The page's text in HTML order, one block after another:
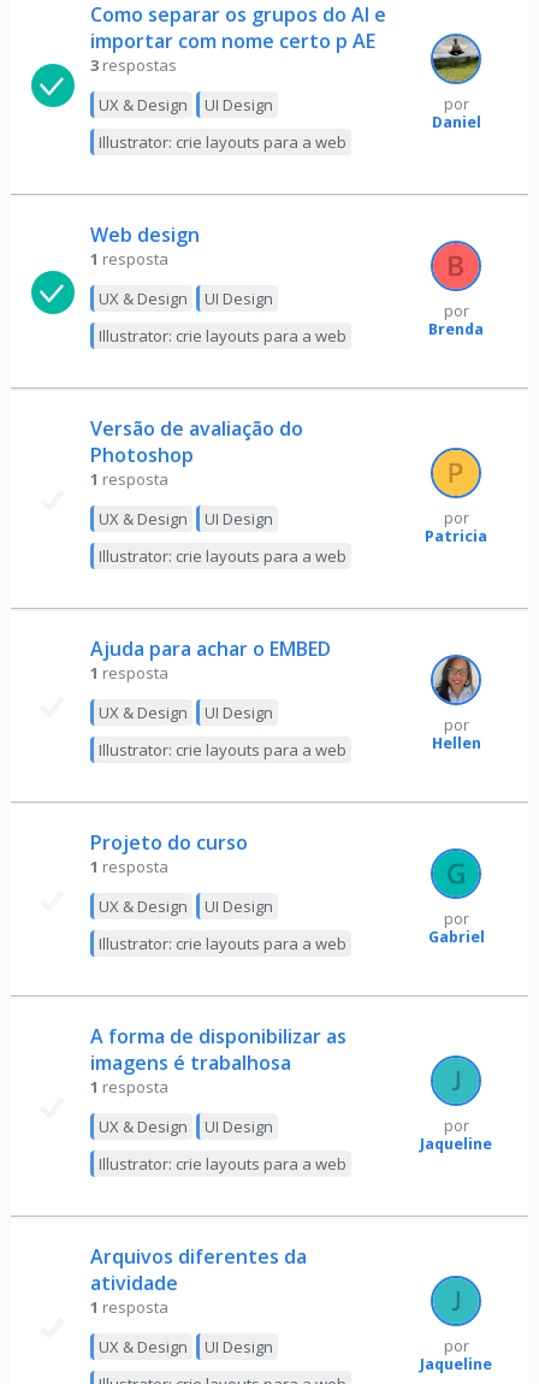
Como separar os grupos do AI e
importar com nome certo p AE
3 respostas
UX & Design
UI Design
Illustrator: crie layouts para a web
por
Daniel
Web design
1 resposta
UX & Design
UI Design
Illustrator: crie layouts para a web
por
Brenda
Versão de avaliação do
Photoshop
1 resposta
UX & Design
UI Design
Illustrator: crie layouts para a web
por
Patricia
Ajuda para achar o EMBED
1 resposta
UX & Design
UI Design
Illustrator: crie layouts para a web
por
Hellen
Projeto do curso
1 resposta
UX & Design
UI Design
Illustrator: crie layouts para a web
por
Gabriel
A forma de disponibilizar as
imagens é trabalhosa
1 resposta
UX & Design
UI Design
Illustrator: crie layouts para a web
por
Jaqueline
Arquivos diferentes da
atividade
1 resposta
UX & Design
UI Design
por
Jaqueline